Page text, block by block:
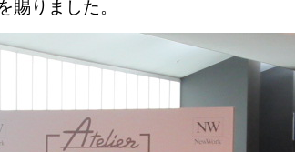
賜りました。